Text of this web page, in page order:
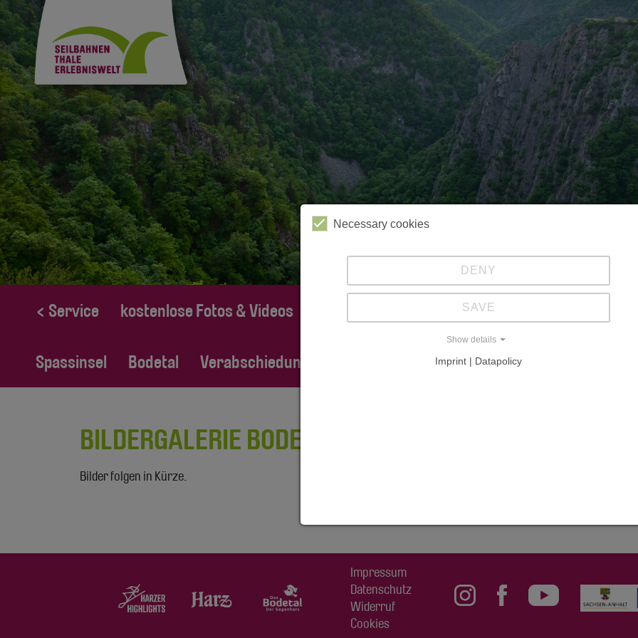
< Service kostenlose Fotos & Videos Kabinenbahn Sessellift
Spassinsel Bodetal Verabschiedung Familie Tietz
BILDERGALERIE BODETAL
Bilder folgen in Kürze.
Impressum
Datenschutz
Widerruf
Cookies
Necessary cookies
DENY
SAVE
Show details
Imprint | Datapolicy